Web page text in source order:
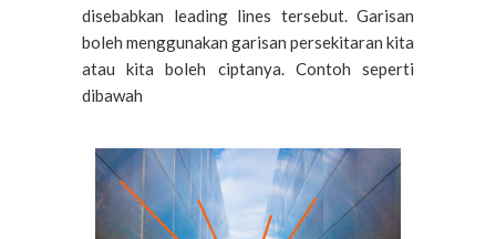
disebabkan leading lines tersebut. Garisan
boleh menggunakan garisan persekitaran kita
atau kita boleh ciptanya. Contoh seperti
dibawah